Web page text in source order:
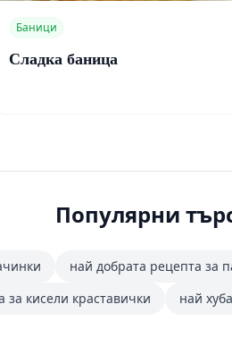
Баници
Сладка баница
Популярни
най добрата рецепта за
за кисели краставички
най